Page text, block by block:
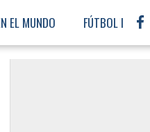
EL MUNDO FÚTBOL